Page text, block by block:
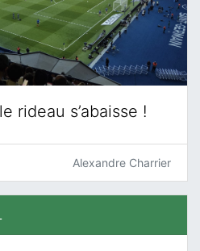
rideau s’abaisse !
Alexandre Charrier